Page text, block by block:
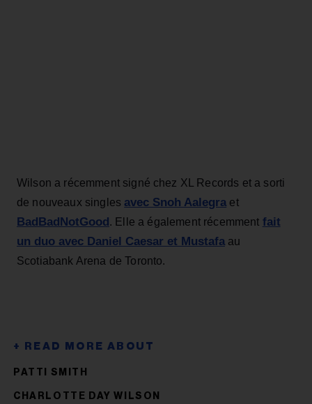
Wilson a récemment signé chez XL Records et a sorti
de nouveaux singles avec Snoh Aalegra et
BadBadNotGood. Elle a également récemment fait
un duo avec Daniel Caesar et Mustafa au
Scotiabank Arena de Toronto.
PATTI SMITH
CHARLOTTE DAY WILSON